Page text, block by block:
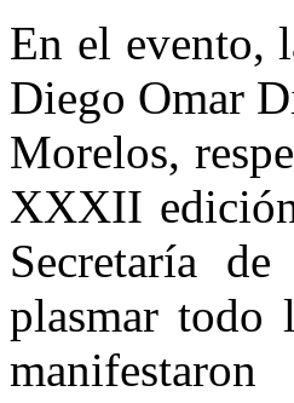
En el evento,
Diego Omar
Morelos,
XXXII
Secretaría
plasmar todo